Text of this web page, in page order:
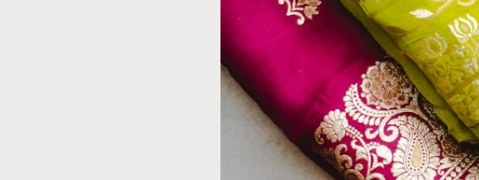
voorbereide textiel in de kleurstofoplossing.
Dit kan variëren van enkele minuten tot
om regelmatig te controleren en te
moet je het textiel goed spoelen met
de schaduw om verkleuring door zonlicht
Tips voor het